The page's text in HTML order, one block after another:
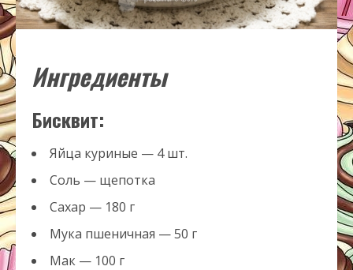
Ингредиенты
Бисквит:
Яйца куриные — 4 шт.
Соль — щепотка
Сахар — 180 г
Мука пшеничная — 50 г
Мак — 100 г